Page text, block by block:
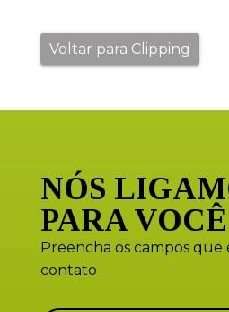
Voltar para Clipping
NÓS
PARA VOCÊ
Preencha os campos
contato